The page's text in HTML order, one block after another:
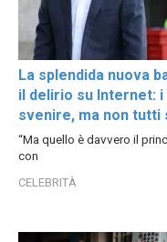
La splendida nuova
il delirio su Internet:
svenire, ma non tutti
“Ma quello è davvero il
con
CELEBRITÀ